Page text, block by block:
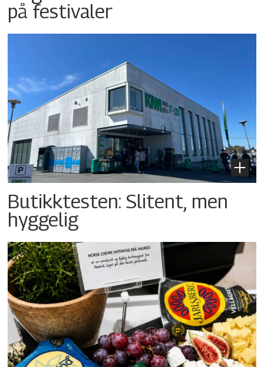
på festivaler
Butikktesten: Slitent, men
hyggelig